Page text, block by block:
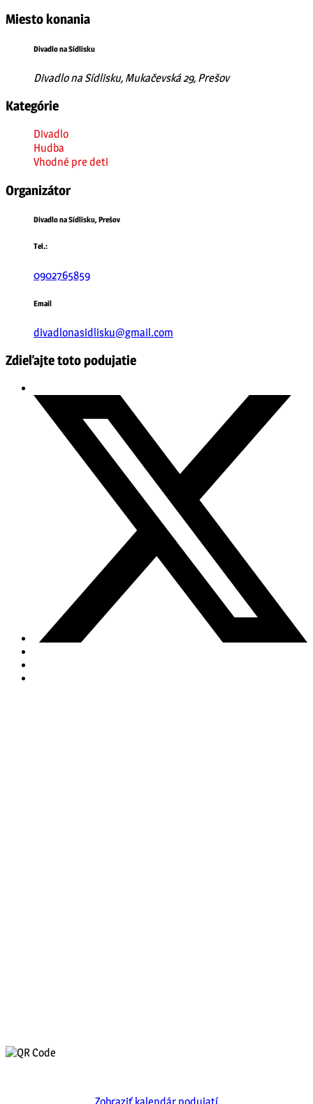
Miesto konania
Divadlo na Sídlisku
Divadlo na Sídlisku, Mukačevská 29, Prešov
Kategórie
Divadlo
Hudba
Vhodné pre deti
Organizátor
Divadlo na Sídlisku, Prešov
Tel.:
0902765859
Email
divadlonasidlisku@gmail.com
Zdieľajte toto podujatie